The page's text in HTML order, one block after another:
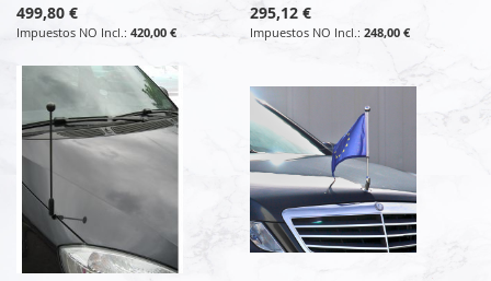
499,80 €
420,00 €
295,12 €
248,00 €